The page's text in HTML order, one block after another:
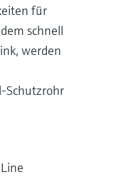
für
schnell
werden
Schutzrohr